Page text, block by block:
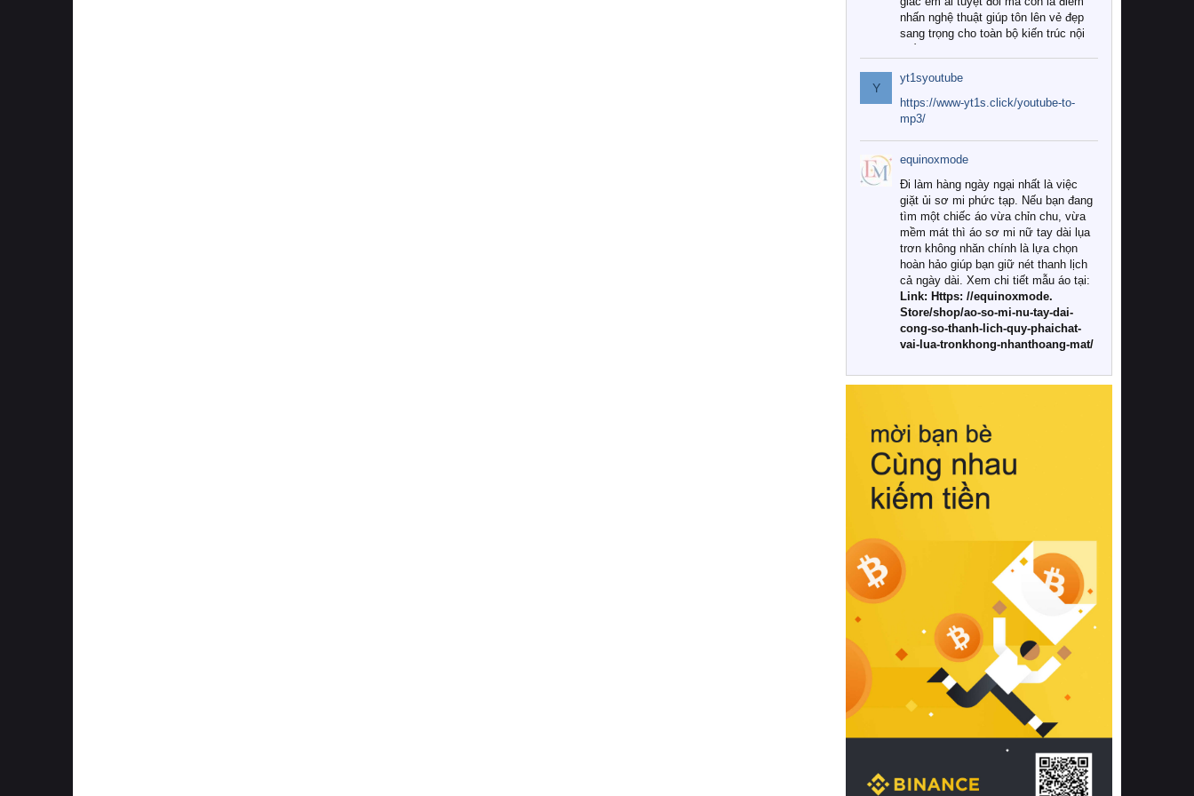
nhấn nghệ thuật giúp tôn lên vẻ đẹp
sang trọng cho toàn bộ kiến trúc nội
Tuy nhiên, giữa thị trường đa dạng
với vô vàn thương hiệu và mẫu mã
như hiện nay, làm thế nào để chọn
được những bộ chăn ga gối đệm cao
cấp thực sự chất lượng, phù hợp với
khí hậu và nhu cầu sử dụng của gia
đình? Hãy cùng chúng tôi đi tìm lời
giải đáp chi tiết qua bài viết dưới đây.
1. Tại sao các gia đình hiện đại lại ưa
chuộng chăn ga gối đệm cao cấp?
Khác với các dòng sản phẩm thông
thường, những bộ chăn ga gối đệm
cao cấp trải qua quy trình sản xuất
nghiêm ngặt từ khâu chọn lọc nguyên
liệu tự nhiên đến công nghệ dệt
nhuộm hiện đại không chứa hóa chất
này, bạn sẽ cảm nhận rõ rệt sự khác
hồi chuẩn xác của phần đệm nâng đỡ
cột sống.
Bên cạnh đó, việc lựa chọn các dòng
sản phẩm đạt chuẩn chất lượng quốc
tế còn giúp ngăn ngừa tình trạng kích
khuẩn và nấm mốc trong điều kiện
thời tiết nóng ẩm. Bạn có thể tìm hiểu
thêm các nghiên cứu khoa học về tác
động của giấc ngủ và môi trường
phòng ngủ đối với sức khỏe con
người tại Sleep Foundation (External
Link) để có cái nhìn toàn diện hơn.
2. Các tiêu chí vàng khi lựa chọn
chăn ga gối đệm cao cấp cho phòng
ngủ
Để sở hữu một bộ chăn ga gối đệm
cao cấp hoàn hảo cả về thẩm mỹ lẫn
công năng, người tiêu dùng cần cân
nhắc kỹ lưỡng các tiêu chí quan trọng
Y
yt1syoutube
https://www-yt1s.click/youtube-to-
mp3/
equinoxmode
Đi làm hàng ngày ngại nhất là việc
giặt ủi sơ mi phức tạp. Nếu bạn đang
tìm một chiếc áo vừa chỉn chu, vừa
mềm mát thì áo sơ mi nữ tay dài lụa
trơn không nhăn chính là lựa chọn
hoàn hảo giúp bạn giữ nét thanh lịch
cả ngày dài. Xem chi tiết mẫu áo tại:
Link: Https: //equinoxmode.
Store/shop/ao-so-mi-nu-tay-dai-
cong-so-thanh-lich-quy-phaichat-
vai-lua-tronkhong-nhanthoang-mat/